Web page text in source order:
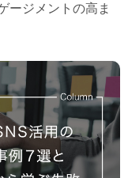
ージメントの高ま